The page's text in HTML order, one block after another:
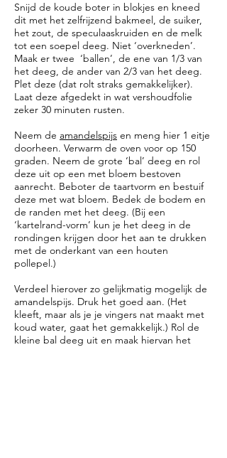
Snijd de koude boter in blokjes en kneed
dit met het zelfrijzend bakmeel, de suiker,
het zout, de speculaaskruiden en de melk
tot een soepel deeg. Niet ‘overkneden’.
Maak er twee ‘ballen’, de ene van 1/3 van
het deeg, de ander van 2/3 van het deeg.
Plet deze (dat rolt straks gemakkelijker).
Laat deze afgedekt in wat vershoudfolie
zeker 30 minuten rusten.
Neem de amandelspijs en meng hier 1 eitje
doorheen. Verwarm de oven voor op 150
graden. Neem de grote ‘bal’ deeg en rol
deze uit op een met bloem bestoven
aanrecht. Beboter de taartvorm en bestuif
deze met wat bloem. Bedek de bodem en
de randen met het deeg. (Bij een
‘kartelrand-vorm’ kun je het deeg in de
rondingen krijgen door het aan te drukken
met de onderkant van een houten
pollepel.)
Verdeel hierover zo gelijkmatig mogelijk de
amandelspijs. Druk het goed aan. (Het
kleeft, maar als je je vingers nat maakt met
koud water, gaat het gemakkelijk.) Rol de
kleine bal deeg uit en maak hiervan het